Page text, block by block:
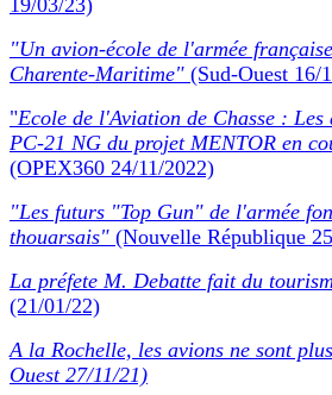
19/03/23)
"Un avion-école de l'armée
Charente-Maritime" (Sud-Ouest 16/
"Ecole de l'Aviation de Chasse :
PC-21 NG du projet MENTOR en
(OPEX360 24/11/2022)
"Les futurs "Top Gun" de l'armée
thouarsais" (Nouvelle République
La préfete M. Debatte fait du
(21/01/22)
A la Rochelle, les avions ne sont
Ouest 27/11/21)